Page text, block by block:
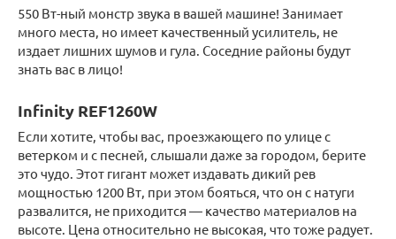
550 Вт-ный монстр звука в вашей машине! Занимает
много места, но имеет качественный усилитель, не
издает лишних шумов и гула. Соседние районы будут
знать вас в лицо!
Infinity REF1260W
Если хотите, чтобы вас, проезжающего по улице с
ветерком и с песней, слышали даже за городом, берите
это чудо. Этот гигант может издавать дикий рев
мощностью 1200 Вт, при этом бояться, что он с натуги
развалится, не приходится — качество материалов на
высоте. Цена относительно не высокая, что тоже радует.